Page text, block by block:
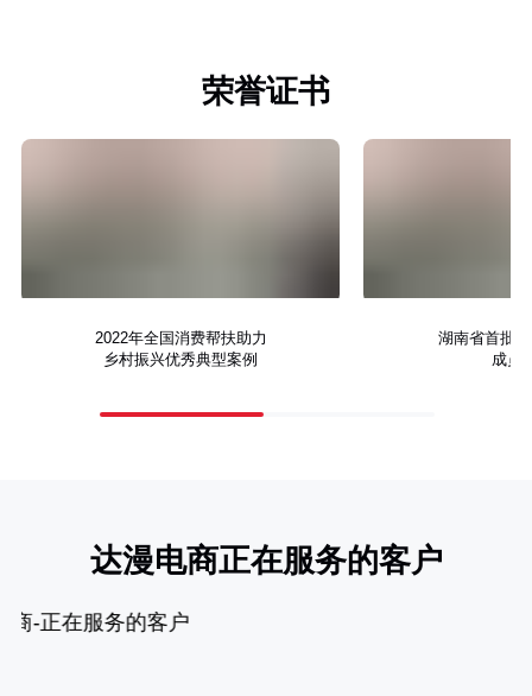
荣誉证书
2022年全国消费帮扶助力
乡村振兴优秀典型案例
湖南省首批
成员
达漫电商正在服务的客户